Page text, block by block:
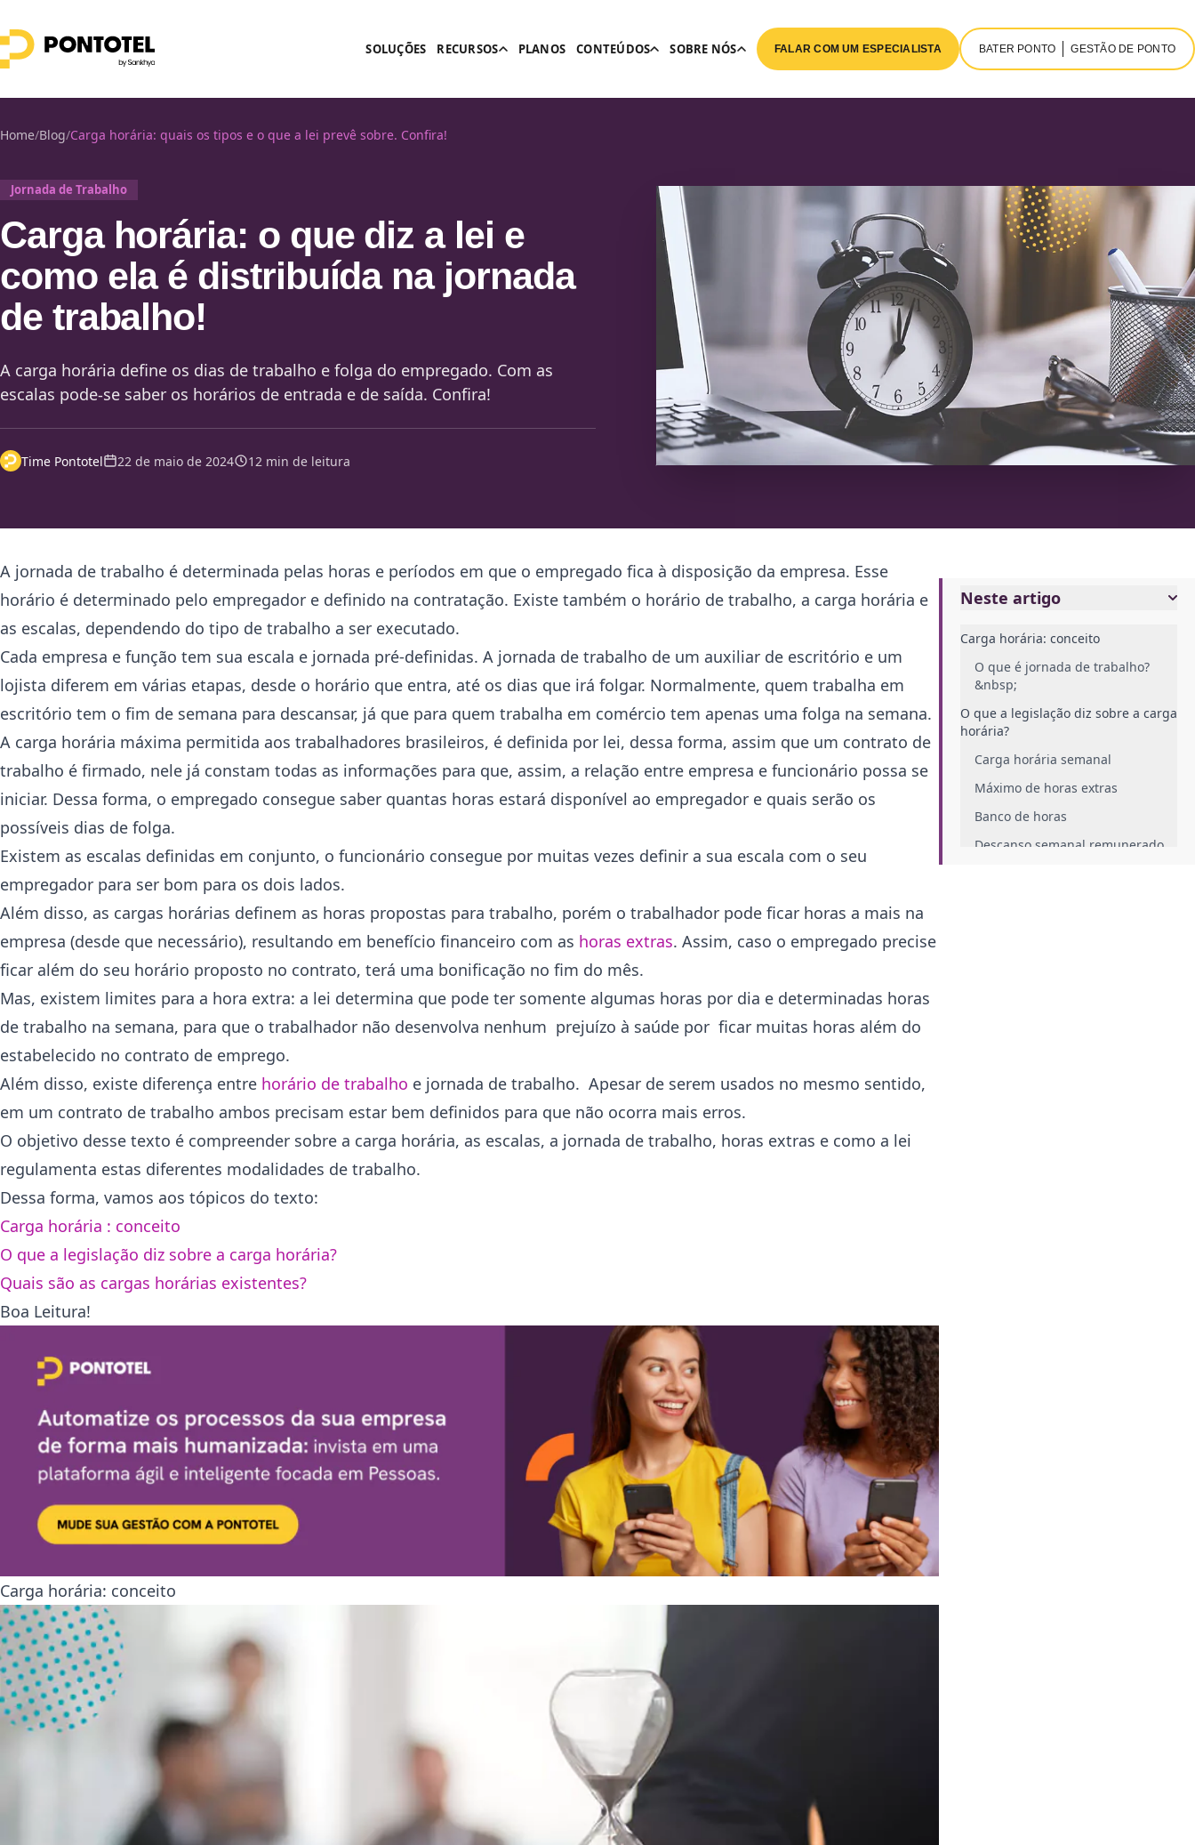
SOLUÇÕES RECURSOS PLANOS CONTEÚDOS SOBRE NÓS FALAR COM UM ESPECIALISTA BATER PONTO GESTÃO DE PONTO
Home/Blog/Carga horária: quais os tipos e o que a lei prevê sobre. Confira!
Jornada de Trabalho
Carga horária: o que diz a lei e
como ela é distribuída na jornada
de trabalho!
A carga horária define os dias de trabalho e folga do empregado. Com as
escalas pode-se saber os horários de entrada e de saída. Confira!
Time Pontotel 22 de maio de 2024 12 min de leitura
Neste artigo
Carga horária: conceito
O que é jornada de trabalho?
&nbsp;
O que a legislação diz sobre a carga
horária?
Carga horária semanal
Máximo de horas extras
Banco de horas
Descanso semanal remunerado
A jornada de trabalho é determinada pelas horas e períodos em que o empregado fica à disposição da empresa. Esse
horário é determinado pelo empregador e definido na contratação. Existe também o horário de trabalho, a carga horária e
as escalas, dependendo do tipo de trabalho a ser executado.
Cada empresa e função tem sua escala e jornada pré-definidas. A jornada de trabalho de um auxiliar de escritório e um
lojista diferem em várias etapas, desde o horário que entra, até os dias que irá folgar. Normalmente, quem trabalha em
escritório tem o fim de semana para descansar, já que para quem trabalha em comércio tem apenas uma folga na semana.
A carga horária máxima permitida aos trabalhadores brasileiros, é definida por lei, dessa forma, assim que um contrato de
trabalho é firmado, nele já constam todas as informações para que, assim, a relação entre empresa e funcionário possa se
iniciar. Dessa forma, o empregado consegue saber quantas horas estará disponível ao empregador e quais serão os
possíveis dias de folga.
Existem as escalas definidas em conjunto, o funcionário consegue por muitas vezes definir a sua escala com o seu
empregador para ser bom para os dois lados.
Além disso, as cargas horárias definem as horas propostas para trabalho, porém o trabalhador pode ficar horas a mais na
empresa (desde que necessário), resultando em benefício financeiro com as horas extras. Assim, caso o empregado precise
ficar além do seu horário proposto no contrato, terá uma bonificação no fim do mês.
Mas, existem limites para a hora extra: a lei determina que pode ter somente algumas horas por dia e determinadas horas
de trabalho na semana, para que o trabalhador não desenvolva nenhum prejuízo à saúde por ficar muitas horas além do
estabelecido no contrato de emprego.
Além disso, existe diferença entre horário de trabalho e jornada de trabalho. Apesar de serem usados no mesmo sentido,
em um contrato de trabalho ambos precisam estar bem definidos para que não ocorra mais erros.
O objetivo desse texto é compreender sobre a carga horária, as escalas, a jornada de trabalho, horas extras e como a lei
regulamenta estas diferentes modalidades de trabalho.
Dessa forma, vamos aos tópicos do texto:
Carga horária : conceito
O que a legislação diz sobre a carga horária?
Quais são as cargas horárias existentes?
Boa Leitura!
Carga horária: conceito